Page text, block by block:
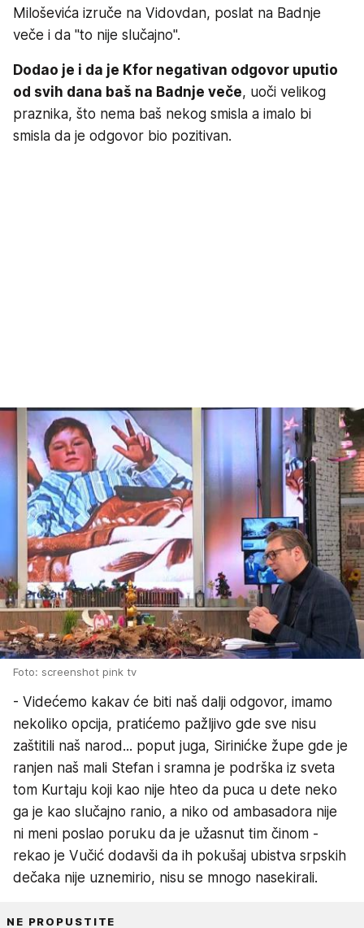
Miloševića izruče na Vidovdan, poslat na Badnje
veče i da "to nije slučajno".
Dodao je i da je Kfor negativan odgovor uputio
od svih dana baš na Badnje veče, uoči velikog
praznika, što nema baš nekog smisla a imalo bi
smisla da je odgovor bio pozitivan.
Foto: screenshot pink tv
- Videćemo kakav će biti naš dalji odgovor, imamo
nekoliko opcija, pratićemo pažljivo gde sve nisu
zaštitili naš narod... poput juga, Sirinićke župe gde je
ranjen naš mali Stefan i sramna je podrška iz sveta
tom Kurtaju koji kao nije hteo da puca u dete neko
ga je kao slučajno ranio, a niko od ambasadora nije
ni meni poslao poruku da je užasnut tim činom -
rekao je Vučić dodavši da ih pokušaj ubistva srpskih
dečaka nije uznemirio, nisu se mnogo nasekirali.
NE PROPUSTITE